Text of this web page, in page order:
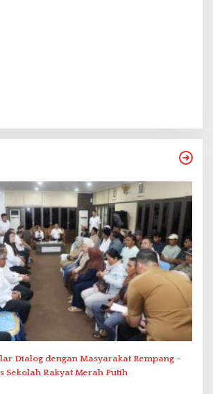
Dialog dengan Masyarakat Rempang –
Sekolah Rakyat Merah Putih